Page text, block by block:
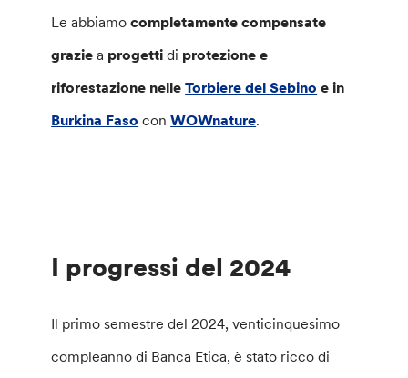
Le abbiamocompletamente compensate
graziea progettidi protezione e
riforestazione nelleTorbiere del Sebino e in
Burkina Faso conWOWnature.
I progressi del 2024
Il primo semestre del 2024, venticinquesimo
compleanno di Banca Etica, è stato ricco di